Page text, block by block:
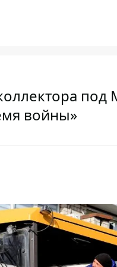
войны»